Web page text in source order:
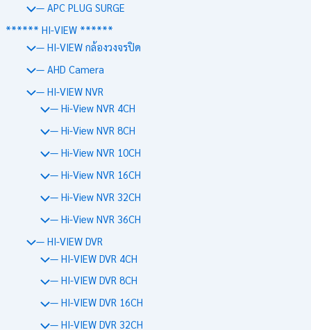
— APC PLUG SURGE
****** HI-VIEW ******
— HI-VIEW กล้องวงจรปิด
— AHD Camera
— HI-VIEW NVR
— Hi-View NVR 4CH
— Hi-View NVR 8CH
— Hi-View NVR 10CH
— Hi-View NVR 16CH
— Hi-View NVR 32CH
— Hi-View NVR 36CH
— HI-VIEW DVR
— HI-VIEW DVR 4CH
— HI-VIEW DVR 8CH
— HI-VIEW DVR 16CH
— HI-VIEW DVR 32CH